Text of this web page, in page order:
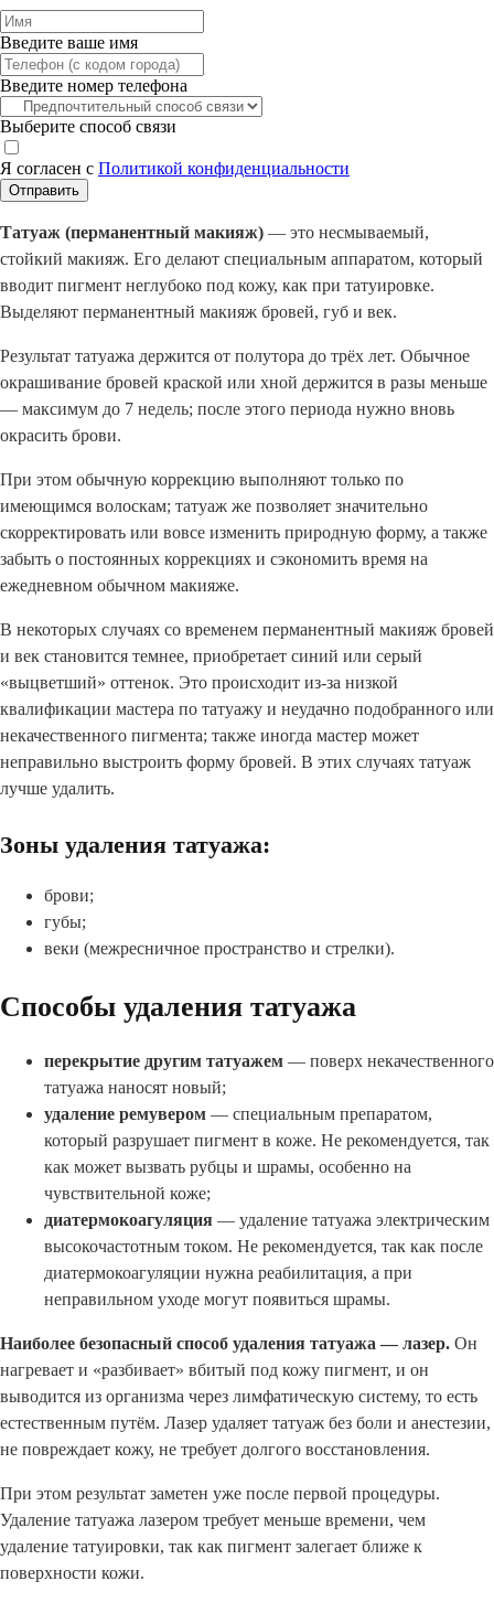
Введите ваше имя
Введите номер телефона
Выберите способ связи
Я согласен с Политикой конфиденциальности
Отправить
Татуаж (перманентный макияж) — это несмываемый,
стойкий макияж. Его делают специальным аппаратом, который
вводит пигмент неглубоко под кожу, как при татуировке.
Выделяют перманентный макияж бровей, губ и век.
Результат татуажа держится от полутора до трёх лет. Обычное
окрашивание бровей краской или хной держится в разы меньше
— максимум до 7 недель; после этого периода нужно вновь
окрасить брови.
При этом обычную коррекцию выполняют только по
имеющимся волоскам; татуаж же позволяет значительно
скорректировать или вовсе изменить природную форму, а также
забыть о постоянных коррекциях и сэкономить время на
ежедневном обычном макияже.
В некоторых случаях со временем перманентный макияж бровей
и век становится темнее, приобретает синий или серый
«выцветший» оттенок. Это происходит из-за низкой
квалификации мастера по татуажу и неудачно подобранного или
некачественного пигмента; также иногда мастер может
неправильно выстроить форму бровей. В этих случаях татуаж
лучше удалить.
Зоны удаления татуажа:
брови;
губы;
веки (межресничное пространство и стрелки).
Способы удаления татуажа
перекрытие другим татуажем — поверх некачественного
татуажа наносят новый;
удаление ремувером — специальным препаратом,
который разрушает пигмент в коже. Не рекомендуется, так
как может вызвать рубцы и шрамы, особенно на
чувствительной коже;
диатермокоагуляция — удаление татуажа электрическим
высокочастотным током. Не рекомендуется, так как после
диатермокоагуляции нужна реабилитация, а при
неправильном уходе могут появиться шрамы.
Наиболее безопасный способ удаления татуажа — лазер. Он
нагревает и «разбивает» вбитый под кожу пигмент, и он
выводится из организма через лимфатическую систему, то есть
естественным путём. Лазер удаляет татуаж без боли и анестезии,
не повреждает кожу, не требует долгого восстановления.
При этом результат заметен уже после первой процедуры.
Удаление татуажа лазером требует меньше времени, чем
удаление татуировки, так как пигмент залегает ближе к
поверхности кожи.